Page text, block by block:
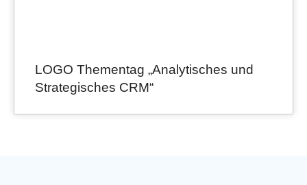
LOGO Thementag „Analytisches und
Strategisches CRM“